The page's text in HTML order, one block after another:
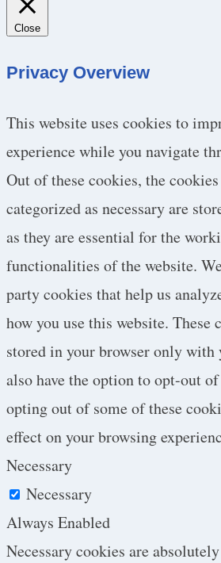
Close
Privacy Overview
This website uses cookies to
experience while you navigate
Out of these cookies, the
categorized as necessary are
as they are essential for the
functionalities of the website.
party cookies that help us
how you use this website. These
stored in your browser only with
also have the option to opt-out
opting out of some of these
effect on your browsing
Necessary
Necessary
Always Enabled
Necessary cookies are